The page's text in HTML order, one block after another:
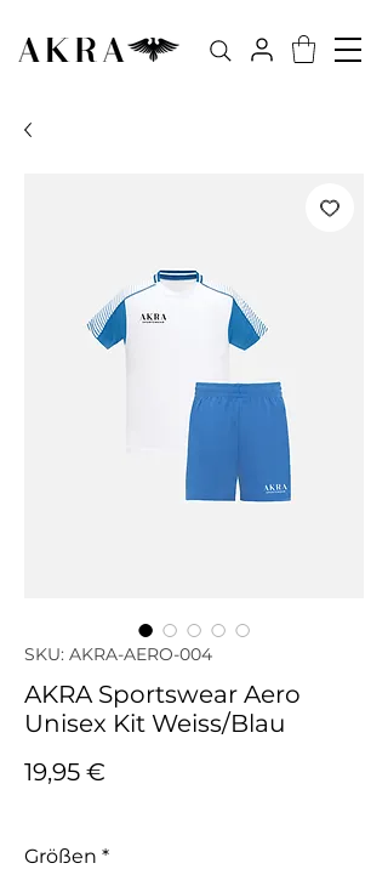
SKU: AKRA-AERO-004
AKRA Sportswear Aero
Unisex Kit Weiss/Blau
19,95 €
Größen *